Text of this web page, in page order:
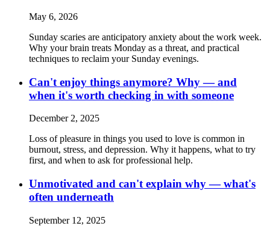
May 6, 2026
Sunday scaries are anticipatory anxiety about the work week.
Why your brain treats Monday as a threat, and practical
techniques to reclaim your Sunday evenings.
Can't enjoy things anymore? Why — and
when it's worth checking in with someone
December 2, 2025
Loss of pleasure in things you used to love is common in
burnout, stress, and depression. Why it happens, what to try
first, and when to ask for professional help.
Unmotivated and can't explain why — what's
often underneath
September 12, 2025